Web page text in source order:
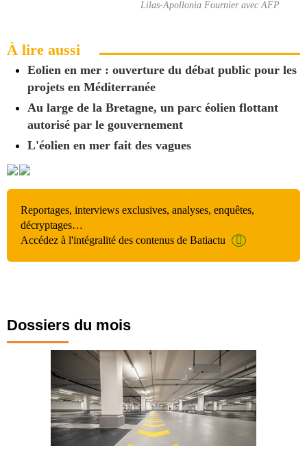
Lilas-Apollonia Fournier avec AFP
À lire aussi
Eolien en mer : ouverture du débat public pour les
projets en Méditerranée
Au large de la Bretagne, un parc éolien flottant
autorisé par le gouvernement
L'éolien en mer fait des vagues
Reportages, interviews exclusives, analyses, enquêtes,
décryptages…
Accédez à l'intégralité des contenus de Batiactu
Dossiers du mois